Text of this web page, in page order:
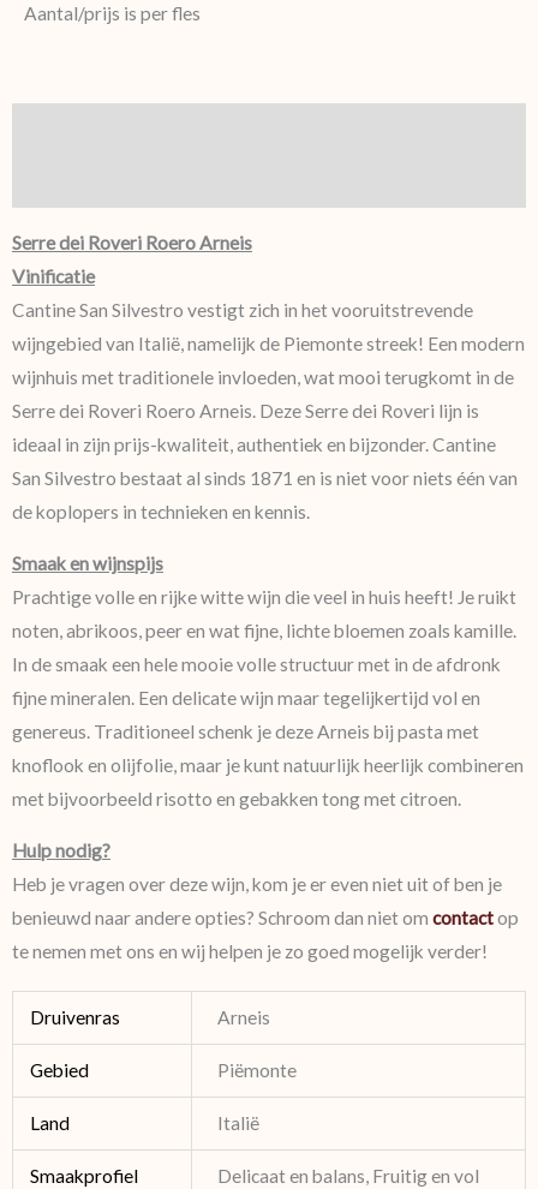
Aantal/prijs is per fles
Serre dei Roveri Roero Arneis
Vinificatie
Cantine San Silvestro vestigt zich in het vooruitstrevende
wijngebied van Italië, namelijk de Piemonte streek! Een modern
wijnhuis met traditionele invloeden, wat mooi terugkomt in de
Serre dei Roveri Roero Arneis. Deze Serre dei Roveri lijn is
ideaal in zijn prijs-kwaliteit, authentiek en bijzonder. Cantine
San Silvestro bestaat al sinds 1871 en is niet voor niets één van
de koplopers in technieken en kennis.
Smaak en wijnspijs
Prachtige volle en rijke witte wijn die veel in huis heeft! Je ruikt
noten, abrikoos, peer en wat fijne, lichte bloemen zoals kamille.
In de smaak een hele mooie volle structuur met in de afdronk
fijne mineralen. Een delicate wijn maar tegelijkertijd vol en
genereus. Traditioneel schenk je deze Arneis bij pasta met
knoflook en olijfolie, maar je kunt natuurlijk heerlijk combineren
met bijvoorbeeld risotto en gebakken tong met citroen.
Hulp nodig?
Heb je vragen over deze wijn, kom je er even niet uit of ben je
benieuwd naar andere opties? Schroom dan niet om contactop
te nemen met ons en wij helpen je zo goed mogelijk verder!
Druivenras Arneis
Gebied Piëmonte
Land Italië
Smaakprofiel Delicaat en balans, Fruitig en vol